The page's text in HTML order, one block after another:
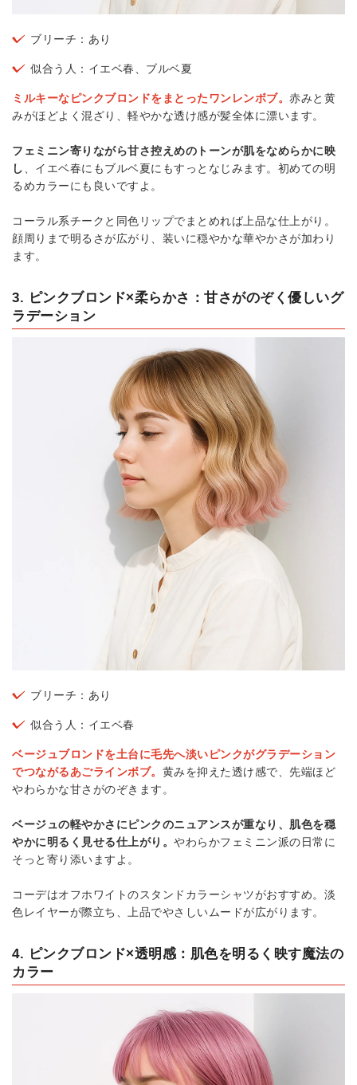
ブリーチ：あり
似合う人：イエベ春、ブルベ夏
ミルキーなピンクブロンドをまとったワンレンボブ。 赤みと黄
みがほどよく混ざり、軽やかな透け感が髪全体に漂います。
フェミニン寄りながら甘さ控えめのトーンが肌をなめらかに映
し 、イエベ春にもブルベ夏にもすっとなじみます。初めての明
るめカラーにも良いですよ。
コーラル系チークと同色リップでまとめれば上品な仕上がり。
顔周りまで明るさが広がり、装いに穏やかな華やかさが加わり
ます。
3. ピンクブロンド×柔らかさ：甘さがのぞく優しいグ
ラデーション
ブリーチ：あり
似合う人：イエベ春
ベージュブロンドを土台に毛先へ淡いピンクがグラデーション
でつながるあごラインボブ。 黄みを抑えた透け感で、先端ほど
やわらかな甘さがのぞきます。
ベージュの軽やかさにピンクのニュアンスが重なり、肌色を穏
やかに明るく見せる仕上がり。 やわらかフェミニン派の日常に
そっと寄り添いますよ。
コーデはオフホワイトのスタンドカラーシャツがおすすめ。淡
色レイヤーが際立ち、上品でやさしいムードが広がります。
4. ピンクブロンド×透明感：肌色を明るく映す魔法の
カラー